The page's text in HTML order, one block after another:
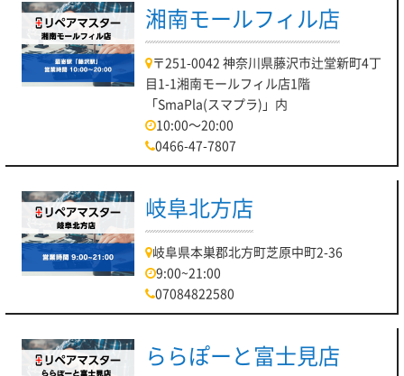
湘南モールフィル店
〒251-0042 神奈川県藤沢市辻堂新町4丁
目1-1湘南モールフィル店1階
「SmaPla(スマプラ)」内
10:00～20:00
0466-47-7807
岐阜北方店
岐阜県本巣郡北方町芝原中町2-36
9:00~21:00
07084822580
ららぽーと富士見店